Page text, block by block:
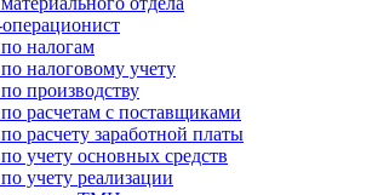
налогам
налоговому учету
производству
расчетам с поставщиками
расчету заработной платы
учету основных средств
учету реализации